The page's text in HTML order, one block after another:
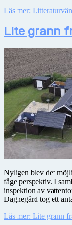
Läs mer:
Lite grann
Nyligen blev det
fågelperspektiv. I
inspektion av
Dagnegård tog ett
Läs mer: Lite grann